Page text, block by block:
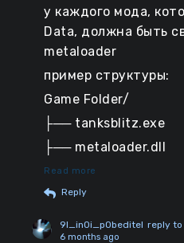
у каждого мода,
Data, должна быть
metaloader
пример структуры:
Game Folder/
├── tanksblitz.exe
├── metaloader.dll
└── metaloader/
├── new_crosshair/
└── data/... --
Read more
Reply
9l_in0i_p0beditel reply to
6 months ago